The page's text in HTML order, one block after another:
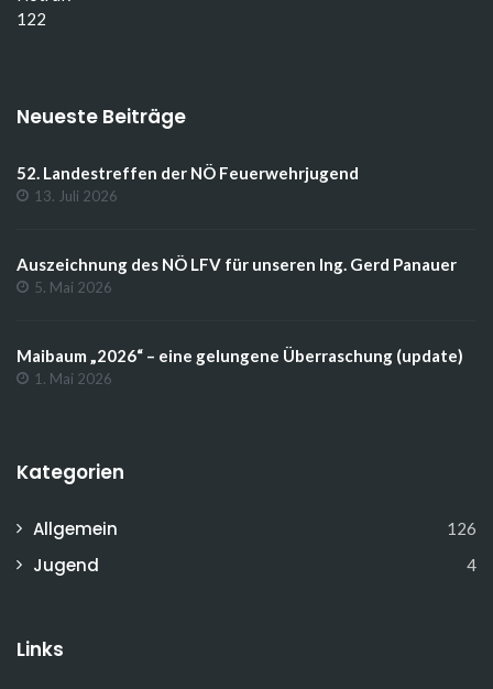
122
Neueste Beiträge
52. Landestreffen der NÖ Feuerwehrjugend
13. Juli 2026
Auszeichnung des NÖ LFV für unseren Ing. Gerd Panauer
5. Mai 2026
Maibaum „2026“ – eine gelungene Überraschung (update)
1. Mai 2026
Kategorien
Allgemein 126
Jugend 4
Links